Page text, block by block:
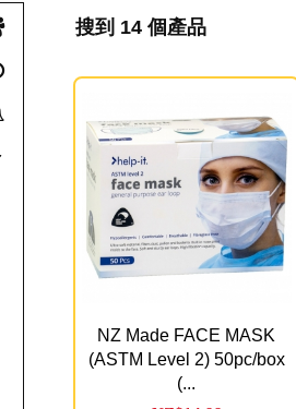
搜到 14 個產品
NZ Made FACE MASK
(ASTM Level 2) 50pc/box
(...